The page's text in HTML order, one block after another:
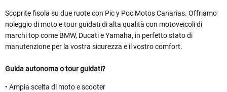
Scoprite l'isola su due ruote con Pic y Poc Motos Canarias. Offriamo
noleggio di moto e tour guidati di alta qualità con motoveicoli di
marchi top come BMW, Ducati e Yamaha, in perfetto stato di
manutenzione per la vostra sicurezza e il vostro comfort.
Guida autonoma o tour guidati?
• Ampia scelta di moto e scooter